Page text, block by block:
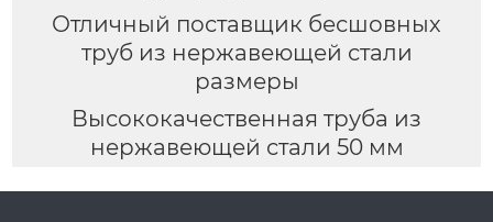
Отличный поставщик бесшовных
труб из нержавеющей стали
размеры
Высококачественная труба из
нержавеющей стали 50 мм